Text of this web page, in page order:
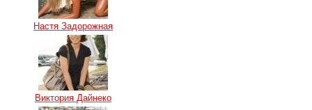
Настя Задорожная
Виктория Дайнеко